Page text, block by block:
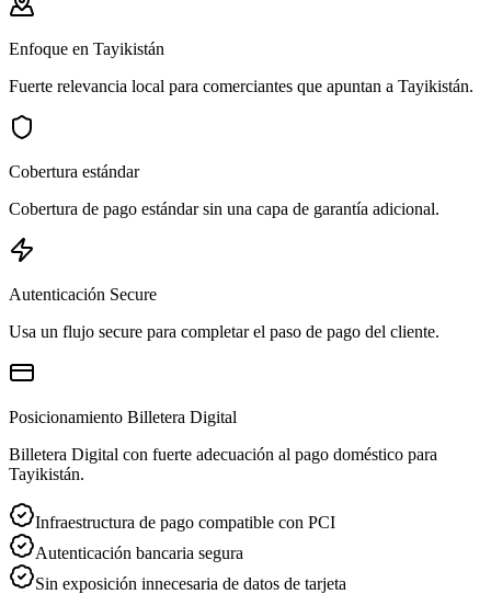
Enfoque en Tayikistán
Fuerte relevancia local para comerciantes que apuntan a Tayikistán.
Cobertura estándar
Cobertura de pago estándar sin una capa de garantía adicional.
Autenticación Secure
Usa un flujo secure para completar el paso de pago del cliente.
Posicionamiento Billetera Digital
Billetera Digital con fuerte adecuación al pago doméstico para
Tayikistán.
Infraestructura de pago compatible con PCI
Autenticación bancaria segura
Sin exposición innecesaria de datos de tarjeta